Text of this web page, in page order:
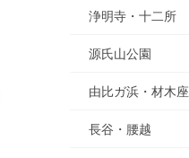
浄明寺・十二所
源氏山公園
由比ガ浜・材木座
長谷・腰越